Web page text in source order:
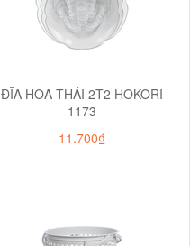
ĐĨA HOA THÁI 2T2 HOKORI
1173
11.700₫